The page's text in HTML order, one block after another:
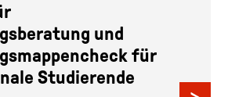
und
für
Studierende